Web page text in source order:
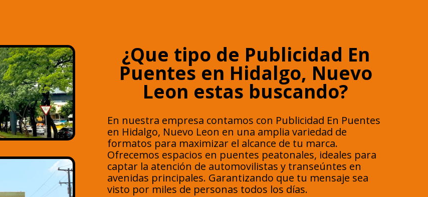
¿Que tipo de Publicidad En
Puentes en Hidalgo, Nuevo
Leon estas buscando?
En nuestra empresa contamos con Publicidad En Puentes
en Hidalgo, Nuevo Leon en una amplia variedad de
formatos para maximizar el alcance de tu marca.
Ofrecemos espacios en puentes peatonales, ideales para
captar la atención de automovilistas y transeúntes en
avenidas principales. Garantizando que tu mensaje sea
visto por miles de personas todos los días.